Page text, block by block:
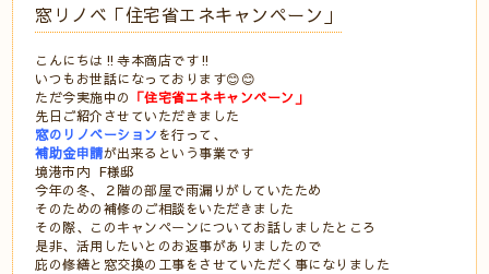
窓リノベ「住宅省エネキャンペーン」
こんにちは‼️寺本商店です‼️⠀
いつもお世話になっております😊😊⠀
ただ今実施中の 「住宅省エネキャンペーン」
先日ご紹介させていただきました
窓のリノベーションを行って、⠀
補助金申請が出来るという事業です
境港市内 F様邸⠀
今年の冬、２階の部屋で雨漏りがしていたため
そのための補修のご相談をいただきました
その際、このキャンペーンについてお話しましたところ
是非、活用したいとのお返事がありましたので
庇の修繕と窓交換の工事をさせていただく事になりました